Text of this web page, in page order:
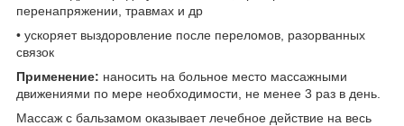
перенапряжении, травмах и др
• ускоряет выздоровление после переломов, разорванных
связок
Применение: наносить на больное место массажными
движениями по мере необходимости, не менее 3 раз в день.
Массаж с бальзамом оказывает лечебное действие на весь